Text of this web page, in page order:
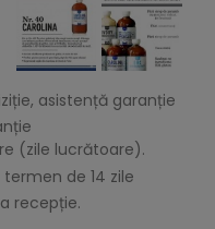
asistență garanție
(zile lucrătoare).
de 14 zile
recepție.